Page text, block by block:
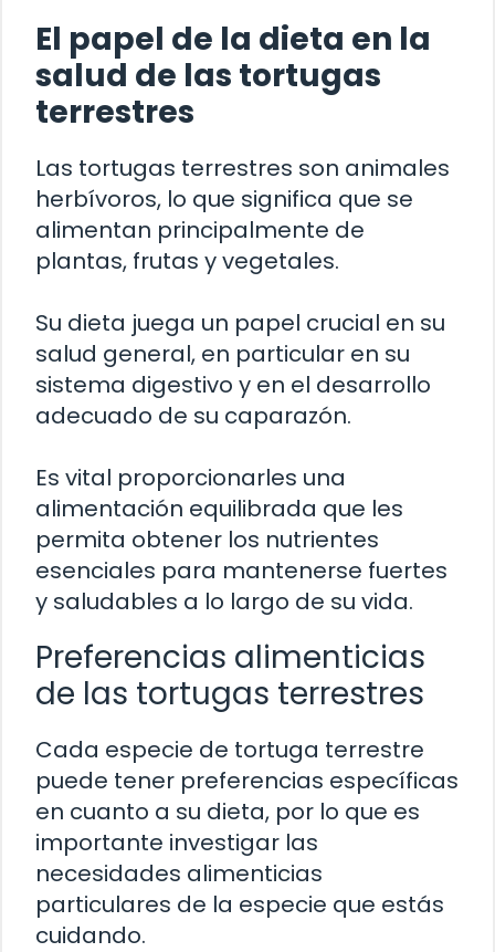
El papel de la dieta en la
salud de las tortugas
terrestres
Las tortugas terrestres son animales
herbívoros, lo que significa que se
alimentan principalmente de
plantas, frutas y vegetales.
Su dieta juega un papel crucial en su
salud general, en particular en su
sistema digestivo y en el desarrollo
adecuado de su caparazón.
Es vital proporcionarles una
alimentación equilibrada que les
permita obtener los nutrientes
esenciales para mantenerse fuertes
y saludables a lo largo de su vida.
Preferencias alimenticias
de las tortugas terrestres
Cada especie de tortuga terrestre
puede tener preferencias específicas
en cuanto a su dieta, por lo que es
importante investigar las
necesidades alimenticias
particulares de la especie que estás
cuidando.